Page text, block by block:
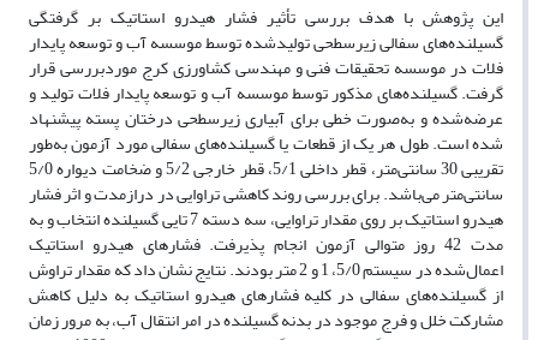
این پژوهش با هدف بررسی تأثیر فشار هیدرو استاتیک بر گرفتگی
گسیلنده‌های سفالی زیرسطحی تولیدشده توسط موسسه آب و توسعه پایدار
فلات در موسسه تحقیقات فنی و مهندسی کشاورزی کرج موردبررسی قرار
گرفت. گسیلنده‌های مذکور توسط موسسه آب و توسعه پایدار فلات تولید و
عرضه‌شده و به‌صورت خطی برای آبیاری زیرسطحی درختان پسته پیشنهاد
شده است. طول هر یک از قطعات یا گسیلنده‌های سفالی مورد آزمون به‌طور
تقریبی 30 سانتی‌متر، قطر داخلی 5/1، قطر خارجی 5/2 و ضخامت دیواره 5/0
سانتی‌متر می‌باشد. برای بررسی روند کاهشی تراوایی در درازمدت و اثر فشار
هیدرو استاتیک بر روی مقدار تراوایی، سه دسته 7 تایی گسیلنده انتخاب و به
مدت 42 روز متوالی آزمون انجام پذیرفت. فشار‌های هیدرو استاتیک
اعمال‌شده در سیستم 5/0، 1 و 2 متر بودند. نتایج نشان داد که مقدار تراوش
از گسیلنده‌های سفالی در کلیه فشار‌های هیدرو استاتیک به دلیل کاهش
مشارکت خلل و فرج موجود در بدنه گسیلنده در امر انتقال آب، به مرور زمان